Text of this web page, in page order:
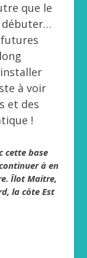
que le
débuter…
à voir
et des
!
cette base
à en
Îlot Maitre,
la côte Est